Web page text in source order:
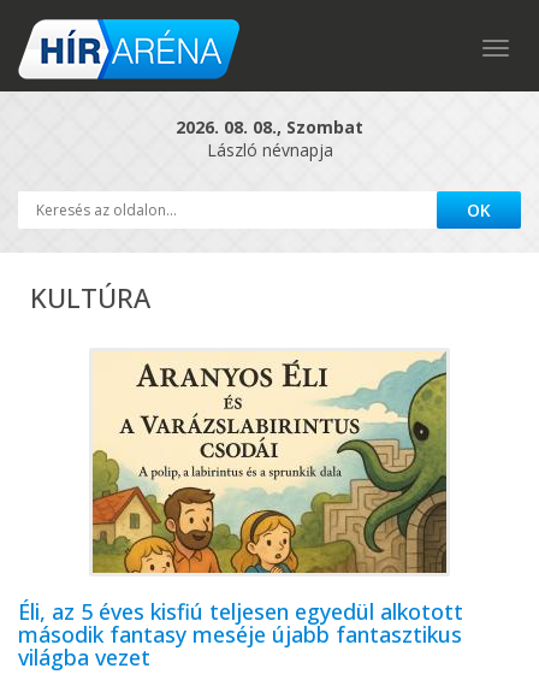
2026. 08. 08., Szombat
László névnapja
KULTÚRA
Éli, az 5 éves kisfiú teljesen egyedül alkotott
második fantasy meséje újabb fantasztikus
világba vezet